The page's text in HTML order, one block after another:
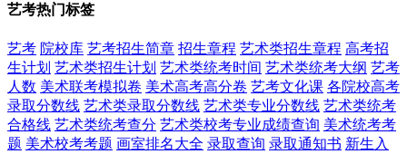
艺考热门标签
艺考 院校库 艺考招生简章 招生章程 艺术类招生章程 高考招
生计划 艺术类招生计划 艺术类统考时间 艺术类统考大纲 艺考
人数 美术联考模拟卷 美术高考高分卷 艺考文化课 各院校高考
录取分数线 艺术类录取分数线 艺术类专业分数线 艺术类统考
合格线 艺术类统考查分 艺术类校考专业成绩查询 美术统考考
题 美术校考考题 画室排名大全 录取查询 录取通知书 新生入